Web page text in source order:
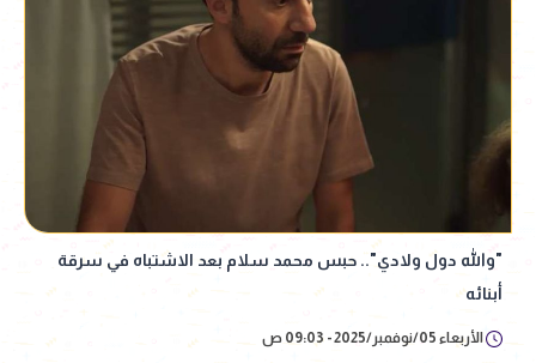
"والله دول ولادي".. حبس محمد سلام بعد الاشتباه في سرقة
أبنائه
الأربعاء 05/نوفمبر/2025 - 09:03 ص